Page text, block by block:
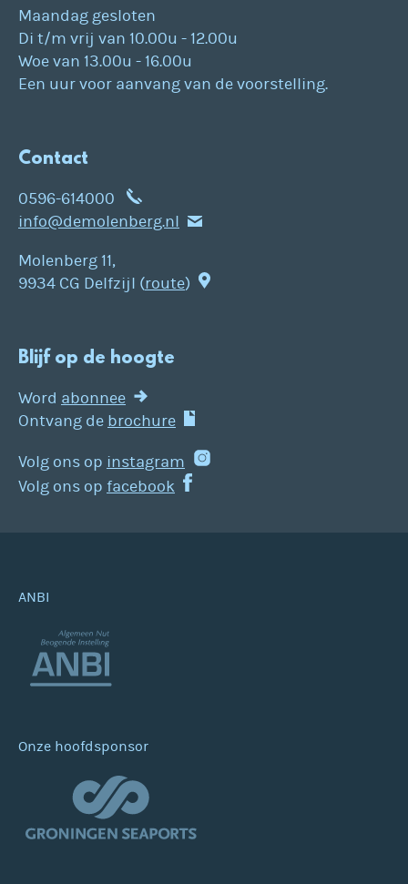
Maandag gesloten
Di t/m vrij van 10.00u - 12.00u
Woe van 13.00u - 16.00u
Een uur voor aanvang van de voorstelling.
Contact
0596-614000
info@demolenberg.nl
Molenberg 11,
9934 CG Delfzijl (route)
Blijf op de hoogte
Word abonnee
Ontvang de brochure
Volg ons op instagram
Volg ons op facebook
ANBI
Onze hoofdsponsor